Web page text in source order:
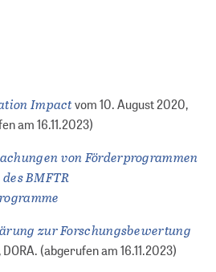
Impactvom 10. August 2020,
am 16.11.2023)
von Förderprogrammen
BMFTR
zur Forschungsbewertung
(abgerufen am 16.11.2023)